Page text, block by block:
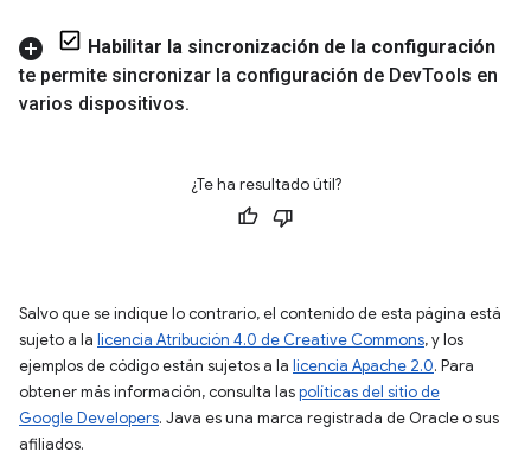
Habilitar la sincronización de la configuración
te permite sincronizar la configuración de DevTools en
varios dispositivos.
¿Te ha resultado útil?
Salvo que se indique lo contrario, el contenido de esta página está
sujeto a la licencia Atribución 4.0 de Creative Commons, y los
ejemplos de código están sujetos a la licencia Apache 2.0. Para
obtener más información, consulta laspolíticas del sitio de
Google Developers. Java es una marca registrada de Oracle o sus
afiliados.